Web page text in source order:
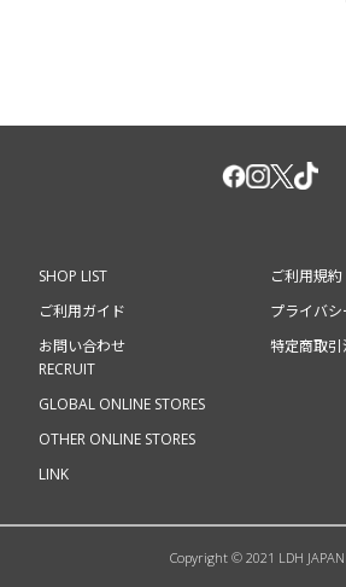
SHOP LIST
ご利用ガイド
お問い合わせ
ご利用規約
プライバ
特定商取
RECRUIT
GLOBAL ONLINE STORES
OTHER ONLINE STORES
LINK
Copyright © 2021 LDH